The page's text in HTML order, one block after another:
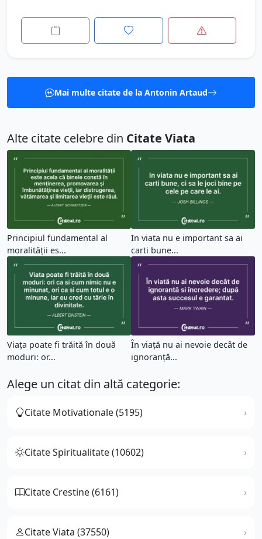
Mai multe citate de la Antonin Artaud
Alte citate celebre din Citate Viata
Principiul fundamental al
moralităţii es...
In viata nu e important sa ai
carti bune...
Viața poate fi trăită în două
moduri: or...
În viață nu ai nevoie decât de
ignoranță...
Alege un citat din altă categorie:
Citate Motivationale (5195)
Citate Spiritualitate (10602)
Citate Crestine (6161)
Citate Viata (37550)